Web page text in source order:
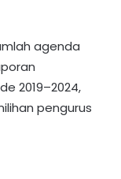
agenda
2019–2024,
pengurus